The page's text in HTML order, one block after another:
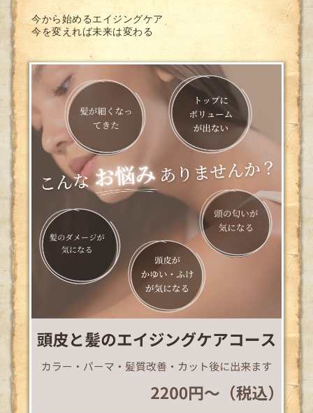
今から始めるエイジングケア
今を変えれば未来は変わる